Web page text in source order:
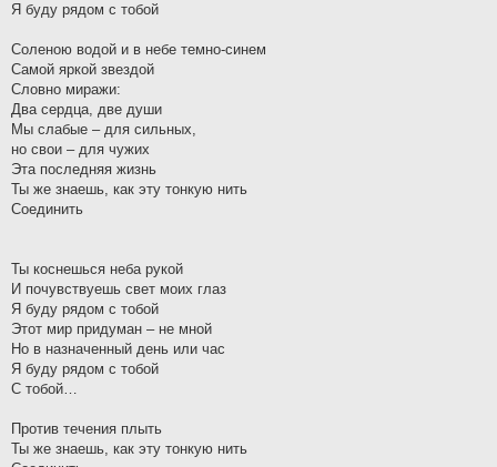
Я буду рядом с тобой
Соленою водой и в небе темно-синем
Самой яркой звездой
Словно миражи:
Два сердца, две души
Мы слабые – для сильных,
но свои – для чужих
Эта последняя жизнь
Ты же знаешь, как эту тонкую нить
Соединить
Ты коснешься неба рукой
И почувствуешь свет моих глаз
Я буду рядом с тобой
Этот мир придуман – не мной
Но в назначенный день или час
Я буду рядом с тобой
С тобой…
Против течения плыть
Ты же знаешь, как эту тонкую нить